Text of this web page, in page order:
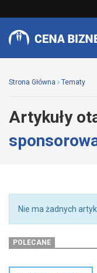
Strona Główna Tematy
Artykuły
Nie ma żadnych
POLECANE